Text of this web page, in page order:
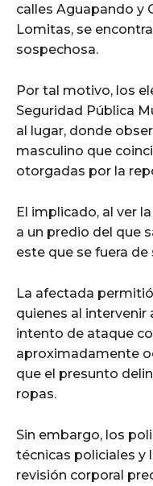
calles Aguapando y
Lomitas, se
sospechosa.
Por tal motivo, los
Seguridad Pública
al lugar, donde
masculino que
otorgadas por la
El implicado, al ver
a un predio del que
este que se fuera
La afectada
quienes al intervenir
intento de ataque
aproximadamente
que el presunto
ropas.
Sin embargo, los
técnicas policiales y
revisión corporal